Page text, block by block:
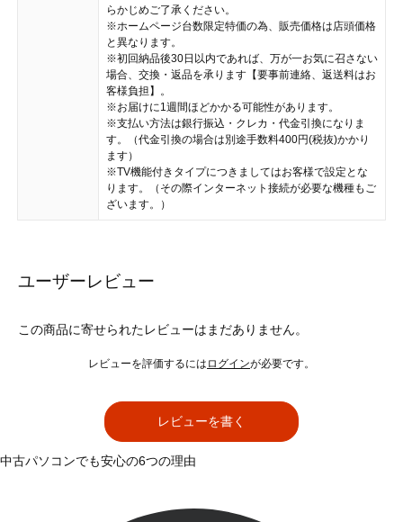
らかじめご了承ください。
※ホームページ台数限定特価の為、販売価格は店頭価格
と異なります。
※初回納品後30日以内であれば、万が一お気に召さない
場合、交換・返品を承ります【要事前連絡、返送料はお
客様負担】。
※お届けに1週間ほどかかる可能性があります。
※支払い方法は銀行振込・クレカ・代金引換になりま
す。（代金引換の場合は別途手数料400円(税抜)かかり
ます）
※TV機能付きタイプにつきましてはお客様で設定とな
ります。（その際インターネット接続が必要な機種もご
ざいます。）
ユーザーレビュー
この商品に寄せられたレビューはまだありません。
レビューを評価するには ログインが必要です。
レビューを書く
中古パソコンでも安心の6つの理由